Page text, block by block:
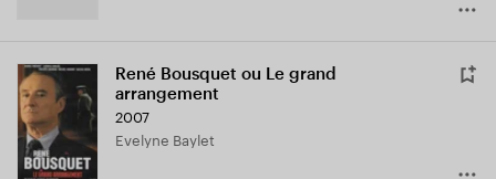
René Bousquet ou Le grand
arrangement
2007
Evelyne Baylet